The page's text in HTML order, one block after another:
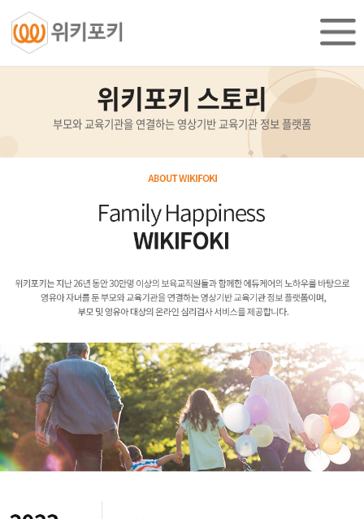
위키포키 스토리
부모와 교육기관을 연결하는 영상기반 교육기관 정보 플랫폼